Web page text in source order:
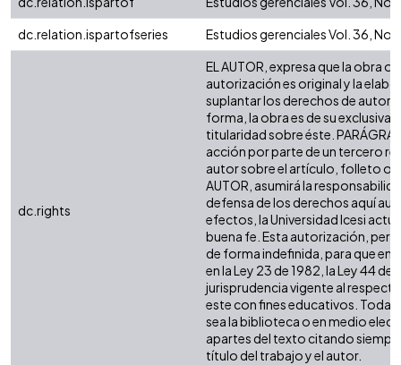
dc.relation.ispartofseries
Estudios gerenciales Vol. 36,
dc.rights
EL AUTOR, expresa que la obra
autorización es original y la
suplantar los derechos de autor
forma, la obra es de su exclusiva
titularidad sobre éste.
acción por parte de un tercero
autor sobre el artículo, folleto o
AUTOR, asumirá la
defensa de los derechos aquí
efectos, la Universidad Icesi
buena fe. Esta autorización,
de forma indefinida, para que
en la Ley 23 de 1982, la Ley 44 de
jurisprudencia vigente al
este con fines educativos. Toda
sea la biblioteca o en medio
apartes del texto citando
título del trabajo y el autor.